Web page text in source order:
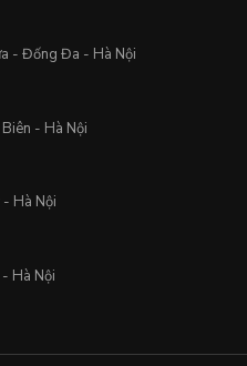
- Đống Đa - Hà Nội
- Hà Nội
Hà Nội
Hà Nội